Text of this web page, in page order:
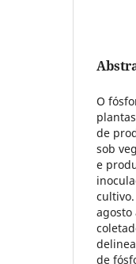
O
de
sob
e
agosto
de